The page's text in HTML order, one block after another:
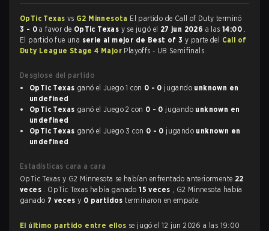
OpTic Texas vs G2 Minnesota El partido de Call of Duty terminó
3 - 0 a favor de OpTic Texas y se jugó el 27 jun 2026 a las14:00 .
El partido fue una serie al mejor de Best of 3 y parte del Call of
Duty League Stage 4 Major Playoffs - UB Semifinals.
Desglose del partido
OpTic Texas ganó el Juego 1 con 0 - 0 jugando unknown en
undefined
OpTic Texas ganó el Juego 2 con 0 - 0 jugando unknown en
undefined
OpTic Texas ganó el Juego 3 con 0 - 0 jugando unknown en
undefined
Estadísticas cara a cara
OpTic Texas y G2 Minnesota se habían enfrentado anteriormente 22
veces . OpTic Texas había ganado15 veces , G2 Minnesota había
ganado 7 vecesy 0 partidosterminaron en empate.
El último partido entre ellos se jugó el 12 jun 2026 a las 19:00